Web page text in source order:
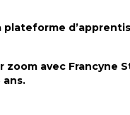
avec Francyne